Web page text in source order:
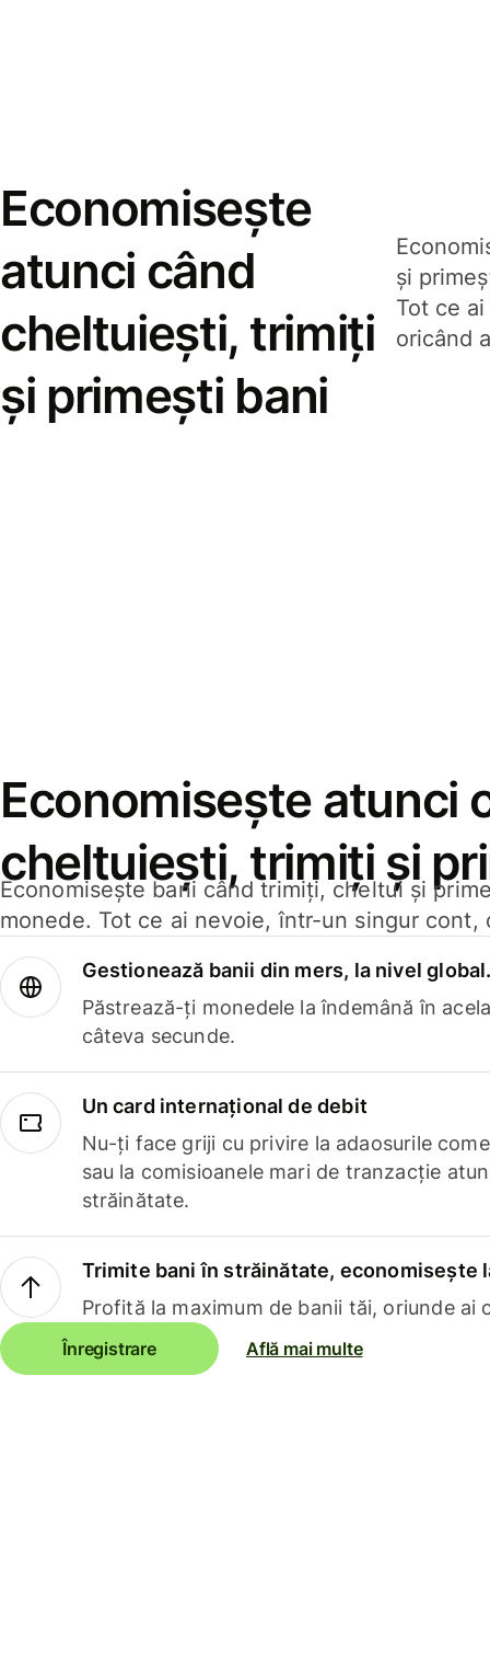
Economisește
atunci când
cheltuiești, trimiți
și primești bani
și
Tot ce
oricând
Economisește atunci
cheltuiești, trimiți și
Economisește bani când trimiți, cheltui și
monede. Tot ce ai nevoie, într-un singur cont,
Gestionează banii din mers, la nivel
Păstrează-ți monedele la îndemână în
câteva secunde.
Un card internațional de debit
Nu-ți face griji cu privire la adaosurile
sau la comisioanele mari de tranzacție
străinătate.
Trimite bani în străinătate, economisește
Profită la maximum de banii tăi, oriunde ai
Înregistrare Află mai multe